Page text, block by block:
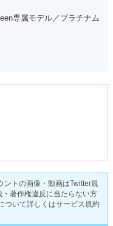
りをアップしてくれてい
姿も是非チェックして
専属モデル／プラチナム
トの画像・動画はTwitter規
著作権違反に当たらない方
ついて詳しくはサービス規約